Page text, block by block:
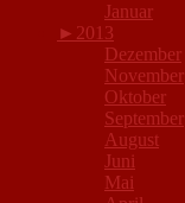
Januar
► 2013
Dezember
November
Oktober
September
August
Juni
Mai